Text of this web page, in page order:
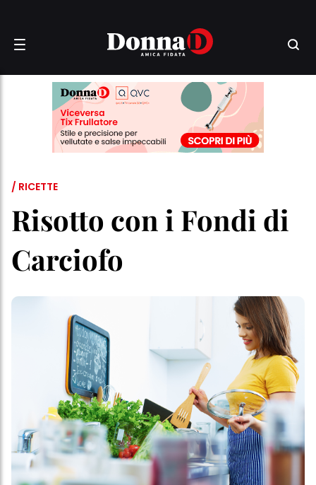
/ RICETTE
Risotto con i Fondi di
Carciofo